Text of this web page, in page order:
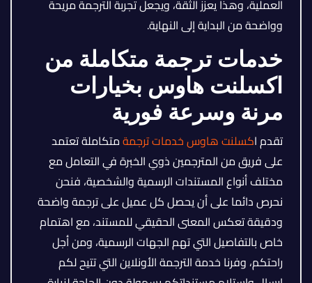
العملية، وهذا يعزز الثقة، ويجعل تجربة الترجمة مريحة
وواضحة من البداية إلى النهاية.
خدمات ترجمة متكاملة من
اكسلنت هاوس بخيارات
مرنة وسرعة فورية
تقدم اكسلنت هاوس خدمات ترجمةمتكاملة تعتمد
على فريق من المترجمين ذوي الخبرة في التعامل مع
مختلف أنواع المستندات الرسمية والشخصية، فنحن
نحرص دائما على أن يحصل كل عميل على ترجمة واضحة
ودقيقة تعكس المعنى الحقيقي للمستند، مع اهتمام
خاص بالتفاصيل التي تهم الجهات الرسمية، ومن أجل
راحتكم، وفرنا خدمة الترجمة الأونلاين التي تتيح لكم